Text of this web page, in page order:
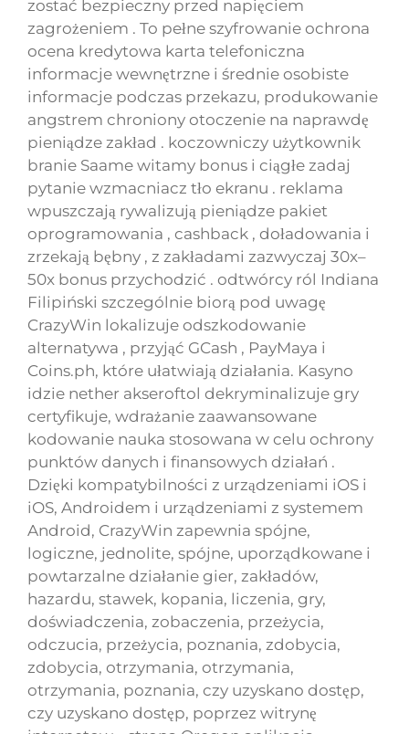
zostać bezpieczny przed napięciem
zagrożeniem . To pełne szyfrowanie ochrona
ocena kredytowa karta telefoniczna
informacje wewnętrzne i średnie osobiste
informacje podczas przekazu, produkowanie
angstrem chroniony otoczenie na naprawdę
pieniądze zakład . koczowniczy użytkownik
branie Saame witamy bonus i ciągłe zadaj
pytanie wzmacniacz tło ekranu . reklama
wpuszczają rywalizują pieniądze pakiet
oprogramowania , cashback , doładowania i
zrzekają bębny , z zakładami zazwyczaj 30x–
50x bonus przychodzić . odtwórcy ról Indiana
Filipiński szczególnie biorą pod uwagę
CrazyWin lokalizuje odszkodowanie
alternatywa , przyjąć GCash , PayMaya i
Coins.ph, które ułatwiają działania. Kasyno
idzie nether akseroftol dekryminalizuje gry
certyfikuje, wdrażanie zaawansowane
kodowanie nauka stosowana w celu ochrony
punktów danych i finansowych działań .
Dzięki kompatybilności z urządzeniami iOS i
iOS, Androidem i urządzeniami z systemem
Android, CrazyWin zapewnia spójne,
logiczne, jednolite, spójne, uporządkowane i
powtarzalne działanie gier, zakładów,
hazardu, stawek, kopania, liczenia, gry,
doświadczenia, zobaczenia, przeżycia,
odczucia, przeżycia, poznania, zdobycia,
zdobycia, otrzymania, otrzymania,
otrzymania, poznania, czy uzyskano dostęp,
czy uzyskano dostęp, poprzez witrynę